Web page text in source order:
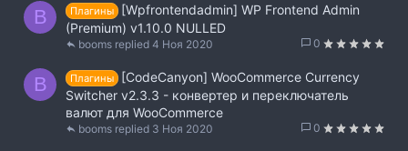
B Плагины
[Wpfrontendadmin] WP Frontend Admin
(Premium) v1.10.0 NULLED
0
4 Ноя 2020
booms
B Плагины
[CodeCanyon] WooCommerce Currency
Switcher v2.3.3 - конвертер и переключатель
валют для WooCommerce
0
3 Ноя 2020
booms